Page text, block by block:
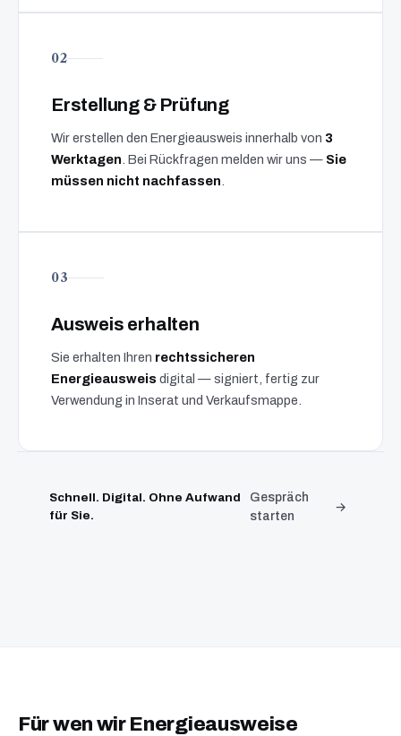
02
Erstellung & Prüfung
Wir erstellen den Energieausweis innerhalb von 3
Werktagen . Bei Rückfragen melden wir uns — Sie
müssen nicht nachfassen
03
Ausweis erhalten
Sie erhalten Ihren rechtssicheren
Energieausweis digital — signiert, fertig zur
Verwendung in Inserat und Verkaufsmappe.
Schnell. Digital. Ohne Aufwand
für Sie.
Gespräch
starten
Für wen wir Energieausweise